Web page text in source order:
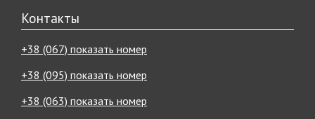
Контакты
+38 (067) показать номер
+38 (095) показать номер
+38 (063) показать номер